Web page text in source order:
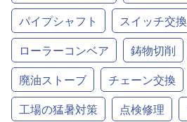
パイプシャフト
スイッチ交換
ローラーコンベア
鋳物切削
廃油ストーブ
チェーン交換
工場の猛暑対策
点検修理